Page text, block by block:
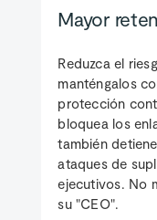
Mayor
Reduzca el
manténgalos
protección
bloquea los
también
ataques de
ejecutivos. No
su "CEO".